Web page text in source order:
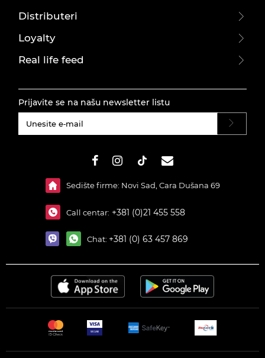
Distributeri
Loyalty
Real life feed
Prijavite se na našu newsletter listu
Sedište firme: Novi Sad, Cara Dušana 69
Call centar: +381 (0)21 455 558
Chat: +381 (0) 63 457 869